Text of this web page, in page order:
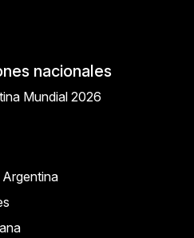
nacionales
Mundial 2026